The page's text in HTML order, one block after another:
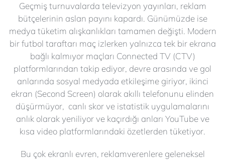
Geçmiş turnuvalarda televizyon yayınları, reklam
bütçelerinin aslan payını kapardı. Günümüzde ise
medya tüketim alışkanlıkları tamamen değişti. Modern
bir futbol taraftarı maç izlerken yalnızca tek bir ekrana
bağlı kalmıyor maçları Connected TV (CTV)
platformlarından takip ediyor, devre arasında ve gol
anlarında sosyal medyada etkileşime giriyor, ikinci
ekran (Second Screen) olarak akıllı telefonunu elinden
düşürmüyor, canlı skor ve istatistik uygulamalarını
anlık olarak yeniliyor ve kaçırdığı anları YouTube ve
kısa video platformlarındaki özetlerden tüketiyor.
Bu çok ekranlı evren, reklamverenlere geleneksel